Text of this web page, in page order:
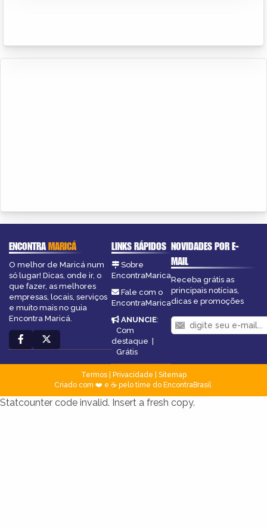
ENCONTRAMARICÁ
O melhor de Maricá num
só lugar! Dicas, onde ir, o
que fazer, as melhores
empresas, locais, serviços
e muito mais no guia
Encontra Maricá.
LINKS RÁPIDOS
Sobre
EncontraMarica
Fale com o
EncontraMarica
ANUNCIE:
Com
destaque |
Grátis
NOVIDADES POR E-
MAIL
Receba grátis as
principais notícias,
dicas e promoções
Termos| Privacidade
Sitemap
Criado com ❤️ e ☕ pelo time do EncontraBrasil
Statcounter code invalid. Insert a fresh copy.